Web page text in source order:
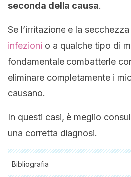
seconda della causa.
Se l’irritazione e la
infezioni o a qualche tipo di
fondamentale combatterle
eliminare completamente i
causano.
In questi casi, è meglio
una corretta diagnosi.
Bibliografia